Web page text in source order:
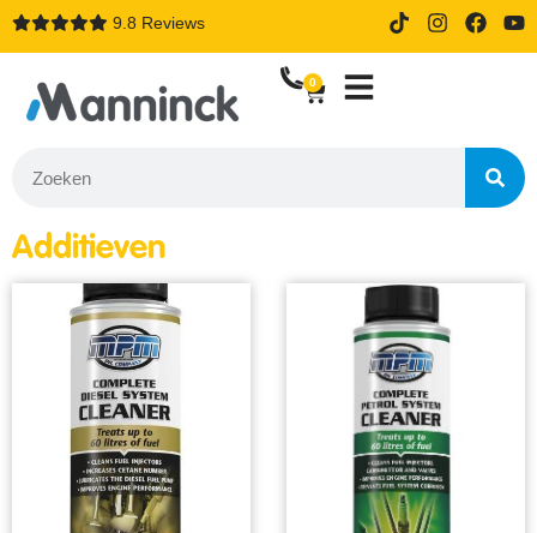
9.8 Reviews
14 dagen proefrijden bij online
0
Additieven